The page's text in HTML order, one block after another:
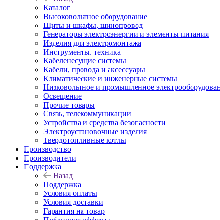
Каталог
Высоковольтное оборудование
Щиты и шкафы, шинопровод
Генераторы электроэнергии и элементы питания
Изделия для электромонтажа
Инструменты, техника
Кабеленесущие системы
Кабели, провода и аксессуары
Климатические и инженерные системы
Низковольтное и промышленное
Освещение
Прочие товары
Связь, телекоммуникации
Устройства и средства безопасности
Электроустановочные изделия
Твердотопливные котлы
Производство
Производители
Поддержка
Назад
Поддержка
Условия оплаты
Условия доставки
Гарантия на товар